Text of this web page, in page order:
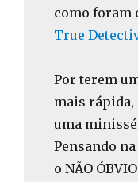
como foram
True
Por terem
mais rápida,
uma
Pensando
o NÃO